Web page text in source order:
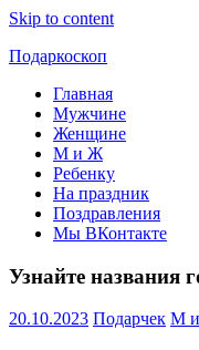
Skip to content
Подаркоскоп
Поможем
выбрать
подарить
Главная
Мужчине
Женщине
М и Ж
Ребенку
На праздник
Поздравления
Мы ВКонтакте
Узнайте названия
20.10.2023 Подарчек М